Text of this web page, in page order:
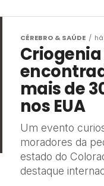
CÉREBRO & SAÚDE
mais de
nos EUA
Um evento
moradores da
estado do
destaque